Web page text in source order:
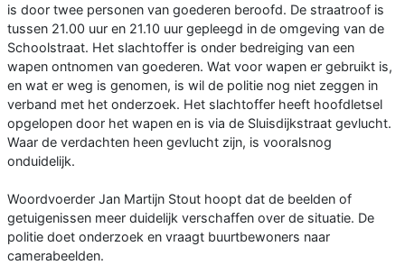
is door twee personen van goederen beroofd. De straatroof is
tussen 21.00 uur en 21.10 uur gepleegd in de omgeving van de
Schoolstraat. Het slachtoffer is onder bedreiging van een
wapen ontnomen van goederen. Wat voor wapen er gebruikt is,
en wat er weg is genomen, is wil de politie nog niet zeggen in
verband met het onderzoek. Het slachtoffer heeft hoofdletsel
opgelopen door het wapen en is via de Sluisdijkstraat gevlucht.
Waar de verdachten heen gevlucht zijn, is vooralsnog
onduidelijk.
Woordvoerder Jan Martijn Stout hoopt dat de beelden of
getuigenissen meer duidelijk verschaffen over de situatie. De
politie doet onderzoek en vraagt buurtbewoners naar
camerabeelden.